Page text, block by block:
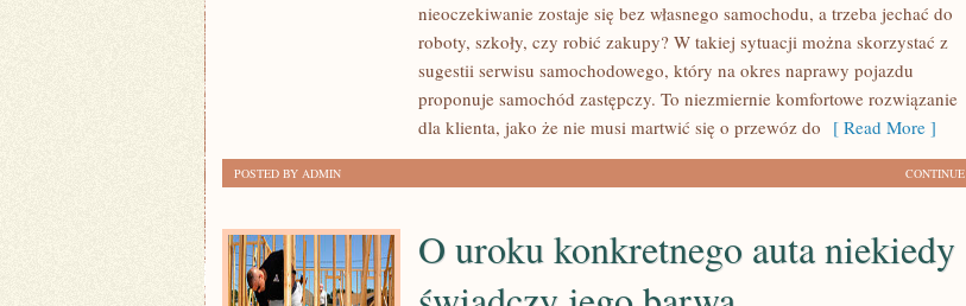
CAŁEGO
DOTYCHCZASOWEGO
ŻYCIA
INNE
nieoczekiwanie zostaje się bez własnego samochodu, a trzeba jechać do
roboty, szkoły, czy robić zakupy? W takiej sytuacji można skorzystać z
sugestii serwisu samochodowego, który na okres naprawy pojazdu
proponuje samochód zastępczy. To niezmiernie komfortowe rozwiązanie
dla klienta, jako że nie musi martwić się o przewóz do [ Read More ]
CONTINUE
POSTED BY ADMIN
O uroku konkretnego auta niekiedy